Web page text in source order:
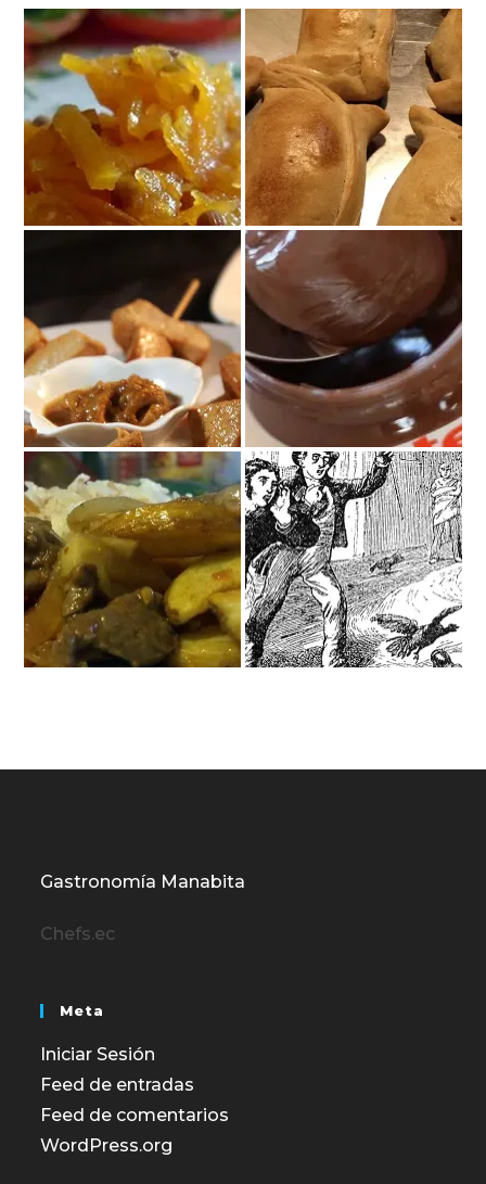
Gastronomía Manabita
Chefs.ec
Meta
Iniciar Sesión
Feed de entradas
Feed de comentarios
WordPress.org